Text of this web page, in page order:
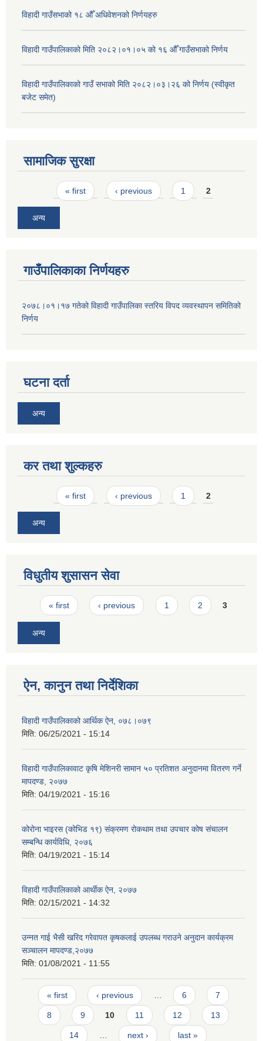
विहादी गाउँसभाको १८ औँ अधिवेशनको निर्णयहरु
विहादी गाउँपालिकाको मिति २०८२।०१।०५ को १६ औँ गाउँसभाको निर्णय
विहादी गाउँपालिकाको गाउँ सभाको मिति २०८२।०३।२६ को निर्णय (स्वीकृत
बजेट समेत)
सामाजिक सुरक्षा
Pages« first ‹ previous 1 2
अन्य
गाउँपालिकाका निर्णयहरु
२०७८।०१।१७ गतेको विहादी गाउँपालिका स्तरिय विपद व्यवस्थापन समितिको
निर्णय
घटना दर्ता
अन्य
कर तथा शुल्कहरु
Pages« first ‹ previous 1 2
अन्य
विधुतीय शुसासन सेवा
Pages
« first ‹ previous 1 2 3
अन्य
ऐन, कानुन तथा निर्देशिका
विहादी गाउँपालिकाको आर्थिक ऐन, ०७८।०७९
मिति: 06/25/2021 - 15:14
विहादी गाउँपालिकावाट कृषि मेशिनरी सामान ५० प्रतिशत अनुदानमा वितरण गर्ने
मापदण्ड, २०७७
मिति: 04/19/2021 - 15:16
कोरोना भाइरस (कोभिड १९) संक्रमण रोकथाम तथा उपचार कोष संचालन
सम्बन्धि कार्यविधि, २०७६
मिति: 04/19/2021 - 15:14
विहादी गाउँपालिकाको आर्थीक ऐन, २०७७
मिति: 02/15/2021 - 14:32
उन्नत गाई भैसी खरिद गरेवापत कृषकलाई उपलब्ध गराउने अनुदान कार्यक्रम
सञ्चालन मापदण्ड,२०७७
मिति: 01/08/2021 - 11:55
Pages
« first ‹ previous … 6 7
8 9 10 11 12 13
14 … next › last »